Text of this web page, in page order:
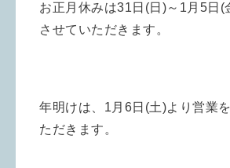
お正月休みは31日(日)～1月5日(
させていただきます。
年明けは、1月6日(土)より営業
ただきます。